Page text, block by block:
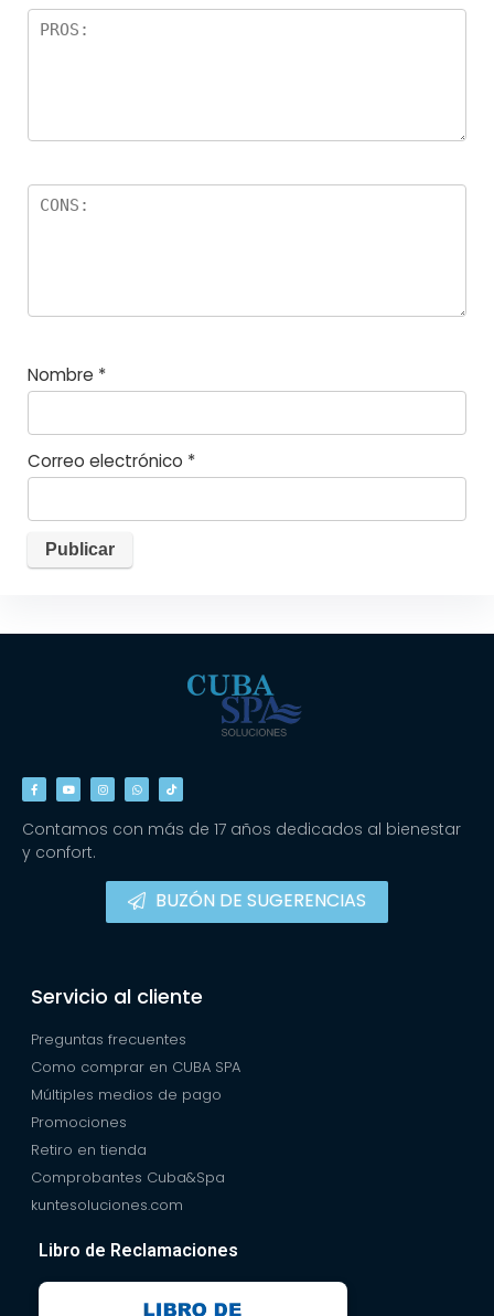
el
Nombre *
Correo electrónico *
Contamos con más de 17 años dedicados al bienestar
y confort.
BUZÓN DE SUGERENCIAS
Servicio al cliente
Preguntas frecuentes
Como comprar en CUBA SPA
Múltiples medios de pago
Promociones
Retiro en tienda
Comprobantes Cuba&Spa
kuntesoluciones.com
Libro de Reclamaciones